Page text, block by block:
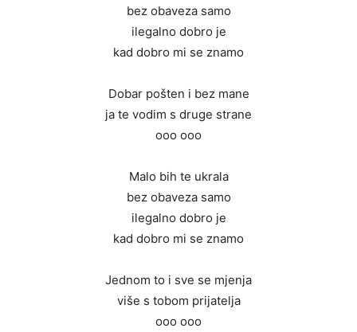
bez obaveza samo
ilegalno dobro je
kad dobro mi se znamo
Dobar pošten i bez mane
ja te vodim s druge strane
ooo ooo
Malo bih te ukrala
bez obaveza samo
ilegalno dobro je
kad dobro mi se znamo
Jednom to i sve se mjenja
više s tobom prijatelja
ooo ooo